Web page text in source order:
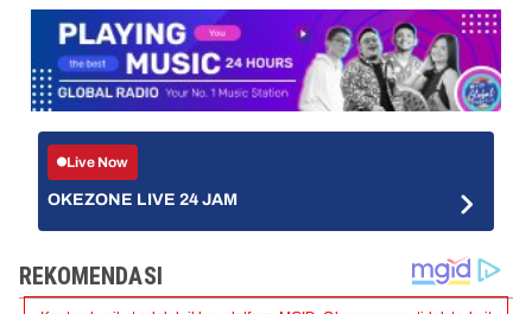
Live Now
OKEZONE LIVE 24 JAM